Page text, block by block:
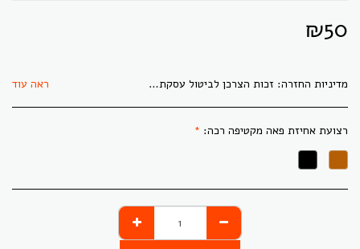
₪50
מדיניות החזרה: זכות הצרכן לביטול עסקת מכר מרחוק בהתאם ובכפוף להוראות סעיף 17ג (ג) לחוק הגנת הצרכן, תשמ&quot;א 1981 (להלן: &quot;החוק&quot;) הנה מיום עשיית העסקה ועד ארבע עשרה מיום קבלת הנכס או מיום קבלת מסמך אישור הזמנה לפי המאוחר מביניהם באריזה המקורית שטרם נפתחה ובצירוף קבלה מקורית. דמי ביטול בגין ביטול עסקה ע&quot;פ סעיף 14 ה(ב)(1) לחוק יעמדו על סך 5% ממחיר הנכס כהגדרתו בחוק או 100 שקלים חדשים, לפי הנמוך מביניהם. החזר כספי: אנו נחליף לכם את המוצר או נשיב לכם את כספכם לפי אופן התשלום בו בוצעה העסקה (למשל, תשלומים בכרטיסי אשראי יזוכו לכרטיס המקורי באמצעותו שילמתם). סירוב לחתום על הזמנת עבודה לפאה, מבטל את ההזמנה ותשלום אשר שולם עבור המוצר יוחזר (כפי ששולם). מוצרים אשר נעשו בעבודת יד ו/או לפי מידות ו/או בקשות מיוחדות, לא ניתן להחזיר (כגון: כל סוגי הפאות ותוספות קוקו)! לצורך מימוש זכות לביטול עסקה על פי הוראות החוק יש למסור הודעת ביטול באחת הדרכים הבאות: 1 במשלוח דואר אלקטרוני לכתובת: africanstyle2016@gmail.com 2 במשלוח הודעת ווצאפ לטלפון 054-9451324 3 בדואר רשום לכתובת העסק רח&#039; הרברט סמואל 31 חדרה 3836297. ראה עוד
רצועת אחיזת פאה מקטיפה רכה: *